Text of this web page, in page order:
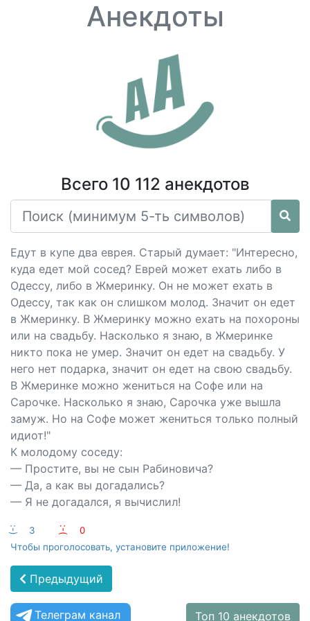
Анекдоты
Всего 10 112 анекдотов
Едут в купе два еврея. Старый думает: "Интересно,
куда едет мой сосед? Еврей может ехать либо в
Одессу, либо в Жмеринку. Он не может ехать в
Одессу, так как он слишком молод. Значит он едет
в Жмеринку. В Жмеринку можно ехать на похороны
или на свадьбу. Насколько я знаю, в Жмеринке
никто пока не умер. Значит он едет на свадьбу. У
него нет подарка, значит он едет на свою свадьбу.
В Жмеринке можно жениться на Софе или на
Сарочке. Насколько я знаю, Сарочка уже вышла
замуж. Но на Софе может жениться только полный
идиот!"
К молодому соседу:
— Простите, вы не сын Рабиновича?
— Да, а как вы догадались?
— Я не догадался, я вычислил!
:-) 3 :-(
0
Чтобы проголосовать, установите приложение!
Предыдущий
Телеграм канал Топ 10 анекдотов